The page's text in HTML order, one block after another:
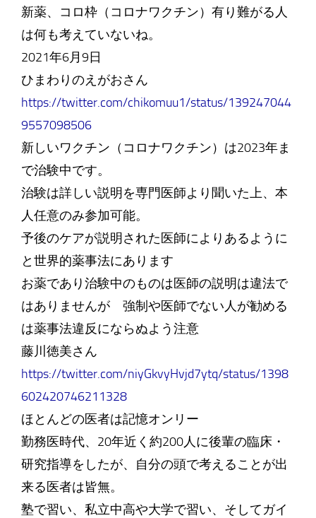
新薬、コロ枠（コロナワクチン）有り難がる人
は何も考えていないね。
2021年6月9日
ひまわりのえがおさん
https://twitter.com/chikomuu1/status/139247044
9557098506
新しいワクチン（コロナワクチン）は2023年ま
で治験中です。
治験は詳しい説明を専門医師より聞いた上、本
人任意のみ参加可能。
予後のケアが説明された医師によりあるように
と世界的薬事法にあります
お薬であり治験中のものは医師の説明は違法で
はありませんが 強制や医師でない人が勧める
は薬事法違反にならぬよう注意
藤川徳美さん
https://twitter.com/niyGkvyHvjd7ytq/status/1398
602420746211328
ほとんどの医者は記憶オンリー
勤務医時代、20年近く約200人に後輩の臨床・
研究指導をしたが、自分の頭で考えることが出
来る医者は皆無。
塾で習い、私立中高や大学で習い、そしてガイ